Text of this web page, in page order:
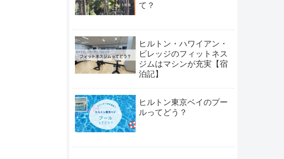
て？
ヒルトン・ハワイアン・
ビレッジのフィットネス
ジムはマシンが充実【宿
泊記】
ヒルトン東京ベイのプー
ルってどう？